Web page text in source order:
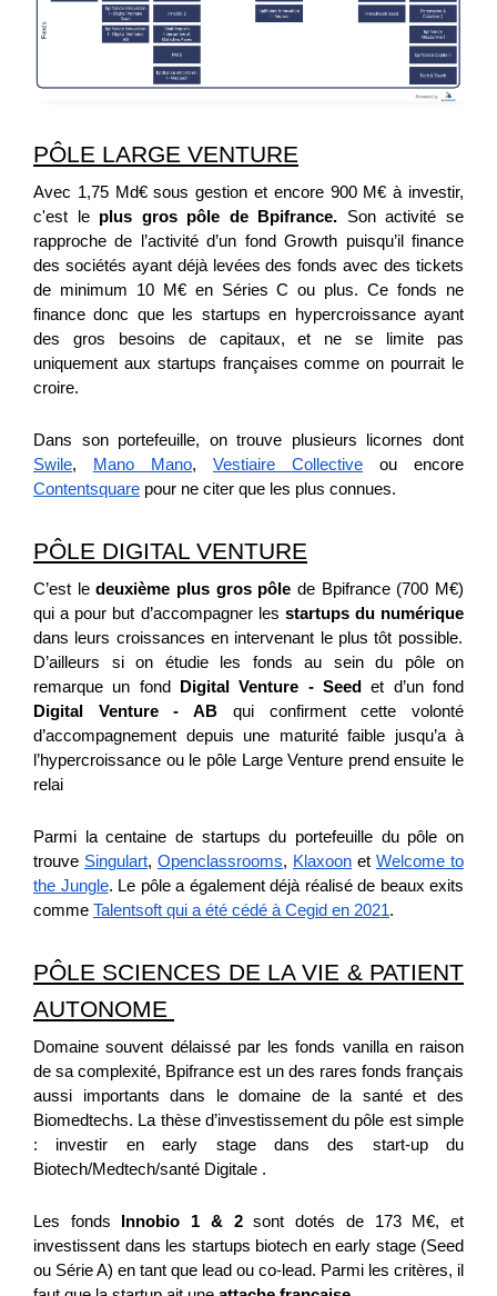
PÔLE LARGE VENTURE
Avec 1,75 Md€ sous gestion et encore 900 M€ à investir,
c'est le plus gros pôle de Bpifrance. Son activité se
rapproche de l’activité d’un fond Growth puisqu’il finance
des sociétés ayant déjà levées des fonds avec des tickets
de minimum 10 M€ en Séries C ou plus. Ce fonds ne
finance donc que les startups en hypercroissance ayant
des gros besoins de capitaux, et ne se limite pas
uniquement aux startups françaises comme on pourrait le
croire.
Dans son portefeuille, on trouve plusieurs licornes dont
Swile, Mano Mano, Vestiaire Collective ou encore
Contentsquare pour ne citer que les plus connues.
PÔLE DIGITAL VENTURE
C’est ledeuxième plus gros pôlede Bpifrance (700 M€)
qui a pour but d’accompagner les startups du numérique
dans leurs croissances en intervenant le plus tôt possible.
D’ailleurs si on étudie les fonds au sein du pôle on
remarque un fond
Digital Venture - Seedet d’un fond
Digital Venture - AB qui confirment cette volonté
d’accompagnement depuis une maturité faible jusqu’a à
l’hypercroissance ou le pôle Large Venture prend ensuite le
relai
Parmi la centaine de startups du portefeuille du pôle on
trouve Singulart, Openclassrooms, Klaxoon et Welcome to
the Jungle. Le pôle a également déjà réalisé de beaux exits
comme Talentsoft qui a été cédé à Cegid en 2021.
PÔLE SCIENCES DE LA VIE & PATIENT
AUTONOME
Domaine souvent délaissé par les fonds vanilla en raison
de sa complexité, Bpifrance est un des rares fonds français
aussi importants dans le domaine de la santé et des
Biomedtechs. La thèse d’investissement du pôle est simple
: investir en early stage dans des start-up du
Biotech/Medtech/santé Digitale .
Les fonds Innobio 1 & 2sont dotés de 173 M€, et
investissent dans les startups biotech en early stage (Seed
ou Série A) en tant que lead ou co-lead. Parmi les critères, il